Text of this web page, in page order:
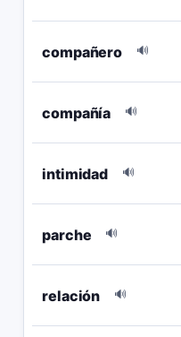
compañero 🔊
compañía 🔊
intimidad 🔊
parche 🔊
relación 🔊